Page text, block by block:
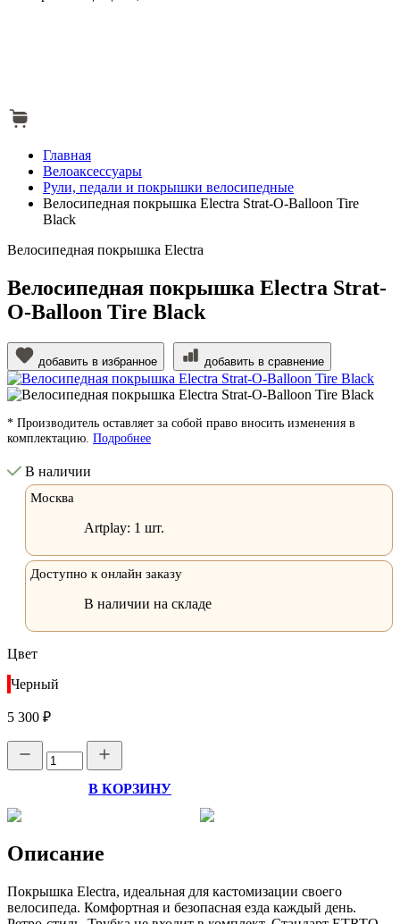
Главная
Велоаксессуары
Рули, педали и покрышки велосипедные
Велосипедная покрышка Electra Strat-O-Balloon Tire
Black
Велосипедная покрышка Electra
Велосипедная покрышка Electra Strat-
O-Balloon Tire Black
добавить в избранное добавить в сравнение
* Производитель оставляет за собой право вносить изменения в
комплектацию. Подробнее
В наличии
Москва
Artplay: 1 шт.
Доступно к онлайн заказу
В наличии на складе
Цвет
Черный
5 300 ₽
В КОРЗИНУ
Описание
Покрышка Electra, идеальная для кастомизации своего
велосипеда. Комфортная и безопасная езда каждый день.